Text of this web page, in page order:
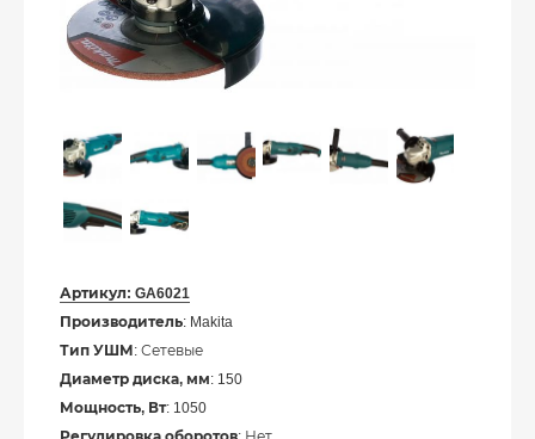
Артикул: GA6021
Производитель: Makita
Тип УШМ : Сетевые
Диаметр диска, мм: 150
Мощность, Вт: 1050